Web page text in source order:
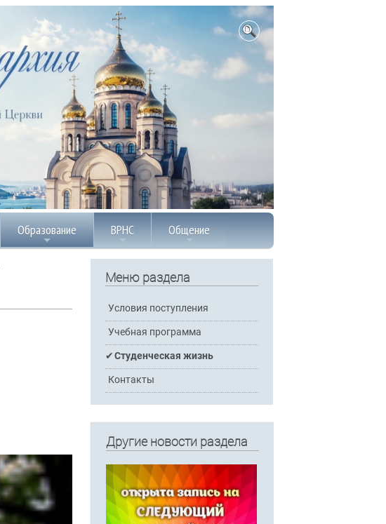
Образование ВРНС Общение
Меню раздела
Условия поступления
Учебная программа
Студенческая жизнь
Контакты
Другие новости раздела